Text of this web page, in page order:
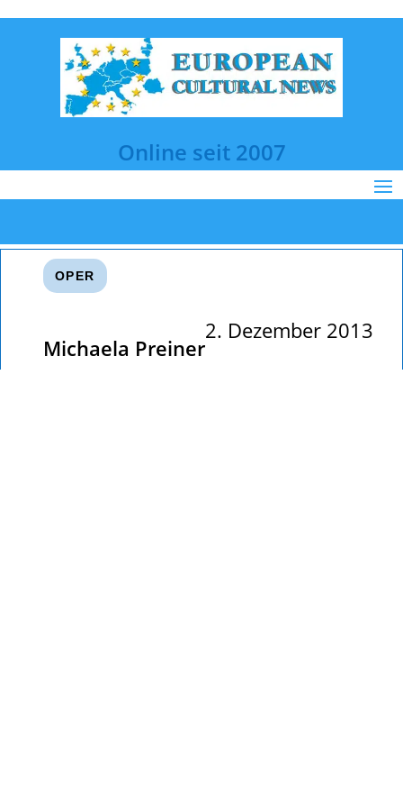
Online seit 2007
OPER
Michaela Preiner
2. Dezember 2013